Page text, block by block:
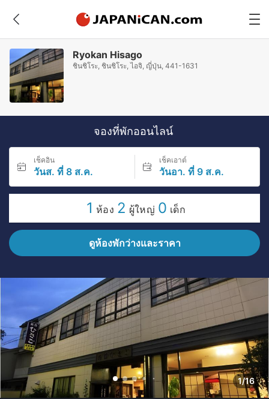
Ryokan Hisago
ชินชิโระ, ชินชิโระ, ไอจิ, ญี่ปุ่น, 441-1631
จองที่พักออนไลน์
เช็คอิน
วันส. ที่ 8 ส.ค.
เช็คเอาต์
วันอา. ที่ 9 ส.ค.
1 ห้อง 2 ผู้ใหญ่ 0 เด็ก
ดูห้องพักว่างและราคา
1/16